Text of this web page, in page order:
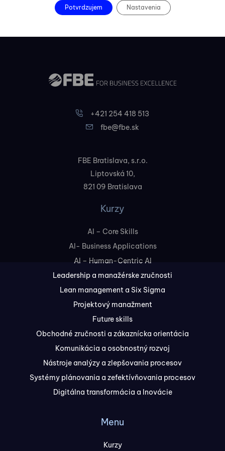
+421 254 418 513
fbe@fbe.sk
FBE Bratislava, s.r.o.
Liptovská 10,
821 09 Bratislava
Kurzy
AI – Core Skills
AI- Business Applications
AI – Human-Centric AI
Leadership a manažérske zručnosti
Lean management a Six Sigma
Projektový manažment
Future skills
Obchodné zručnosti a zákaznícka orientácia
Komunikácia a osobnostný rozvoj
Nástroje analýzy a zlepšovania procesov
Systémy plánovania a zefektívňovania procesov
Digitálna transformácia a Inovácie
Menu
Kurzy
Potvrdzujem Nastavenia